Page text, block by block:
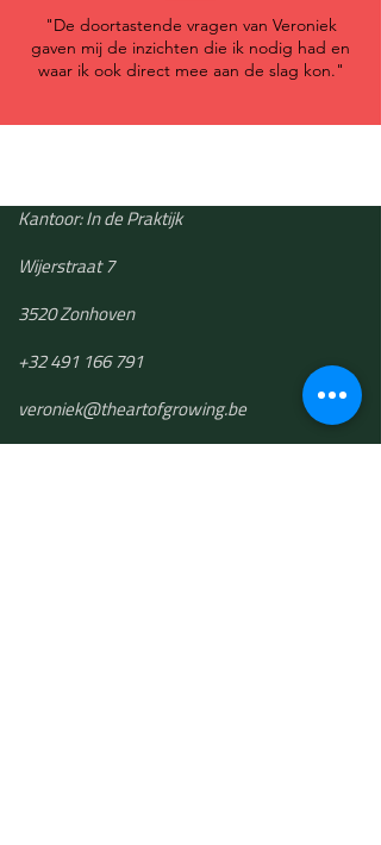
"De doortastende vragen van Veroniek
gaven mij de inzichten die ik nodig had en
waar ik ook direct mee aan de slag kon."
Kantoor: In de Praktijk
Wijerstraat 7
3520 Zonhoven
+32 491 166 791
​veroniek@theartofgrowing.be